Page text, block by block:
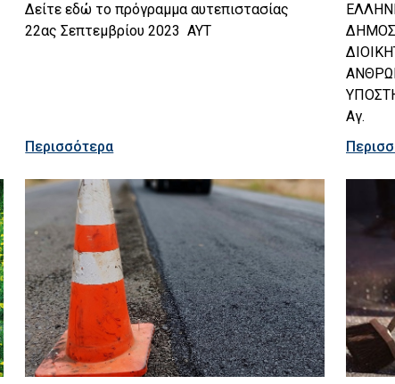
Δείτε εδώ το πρόγραμμα αυτεπιστασίας
22ας Σεπτεμβρίου 2023 AYT
Περισσότερα
ΔΗΜΟΣ
Αγ.